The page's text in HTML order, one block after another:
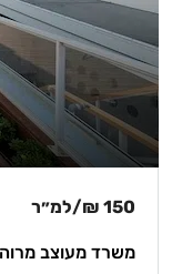
150 ₪ /למ״ר
משרד מעוצב